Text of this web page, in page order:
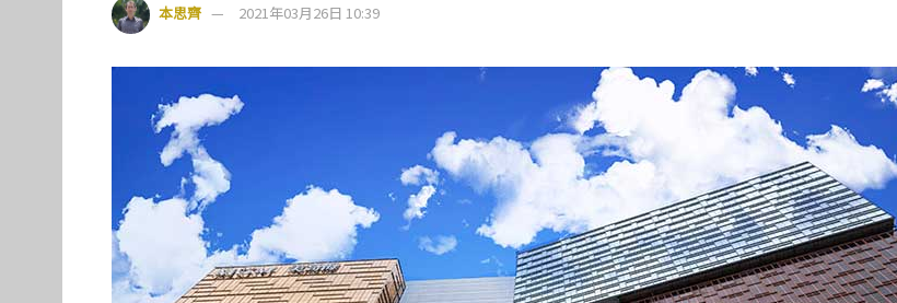
本思齊 2021年03月26日 10:39